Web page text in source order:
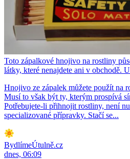
Toto zápalkové hnojivo na rostliny
látky, které nenajdete ani v obchodě.
Hnojivo ze zápalek můžete použít na
Musí to však být ty, kterým prospívá
Potřebujete-li přihnojit rostliny, není
specializované přípravky. Stačí se...
BydlímeÚtulně.cz
dnes, 06:09